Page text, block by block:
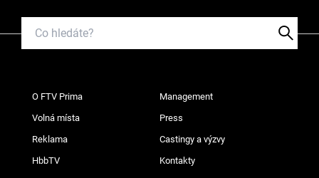
O FTV Prima Management
Volná místa Press
Reklama Castingy a výzvy
HbbTV Kontakty